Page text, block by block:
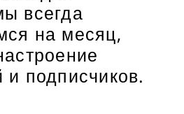
всегда
на месяц,
и подписчиков.